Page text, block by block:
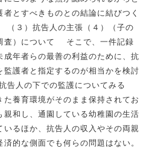
とすべきものとの結論に結びつく
３）抗告人の主張（４）（子の
査）について そこで、一件記録
成年者らの最善の利益のために、抗
護者と指定するのが相当かを検討
人の下での監護についてみる
た養育環境がそのまま保持されてお
親和し、通園している幼稚園の生活
いるほか、抗告人の収入やその両親
的な側面でも何らの問題はない。